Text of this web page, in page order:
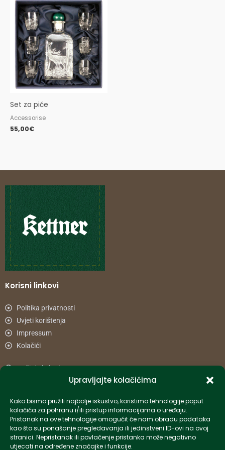
Upravljajte kolačićima
Kako bismo pružili najbolje iskustvo, koristimo tehnologije poput
kolačića za pohranu i/ili pristup informacijama o uređaju.
Pristanak na ove tehnologije omogućit će nam obradu podataka
kao što su ponašanje pregledavanja ili jedinstveni ID-ovi na ovoj
stranici. Nepristanak ili povlačenje pristanka može negativno
utjecati na određene značajke i funkcije.
Set za piće
Accessorise
55,00€
Korisni linkovi
Politika privatnosti
Uvjeti korištenja
Impressum
Kolačići
Načini plaćanja
Informacije
info-hr@kettner.com